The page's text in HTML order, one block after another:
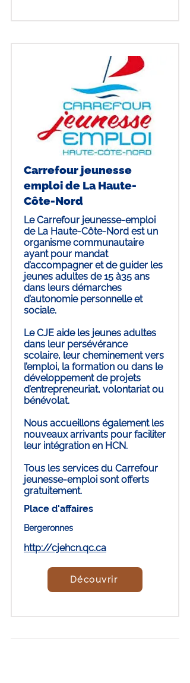
Carrefour jeunesse
emploi de La Haute-
Côte-Nord
Le Carrefour jeunesse-emploi
de La Haute-Côte-Nord est un
organisme communautaire
ayant pour mandat
d’accompagner et de guider les
jeunes adultes de 15 à35 ans
dans leurs démarches
d’autonomie personnelle et
sociale.
Le CJE aide les jeunes adultes
dans leur persévérance
scolaire, leur cheminement vers
l’emploi, la formation ou dans le
développement de projets
d’entrepreneuriat, volontariat ou
bénévolat.
Nous accueillons également les
nouveaux arrivants pour faciliter
leur intégration en HCN.
Tous les services du Carrefour
jeunesse-emploi sont offerts
gratuitement.
Place d'affaires
Bergeronnes
http://cjehcn.qc.ca
Découvrir